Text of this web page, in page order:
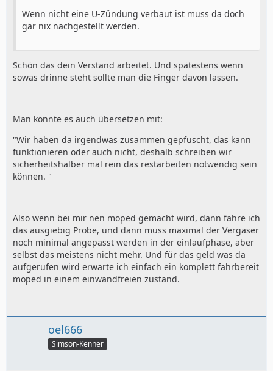
Wenn nicht eine U-Zündung verbaut ist muss da doch
gar nix nachgestellt werden.
Schön das dein Verstand arbeitet. Und spätestens wenn
sowas drinne steht sollte man die Finger davon lassen.
Man könnte es auch übersetzen mit:
"Wir haben da irgendwas zusammen gepfuscht, das kann
funktionieren oder auch nicht, deshalb schreiben wir
sicherheitshalber mal rein das restarbeiten notwendig sein
können. "
Also wenn bei mir nen moped gemacht wird, dann fahre ich
das ausgiebig Probe, und dann muss maximal der Vergaser
noch minimal angepasst werden in der einlaufphase, aber
selbst das meistens nicht mehr. Und für das geld was da
aufgerufen wird erwarte ich einfach ein komplett fahrbereit
moped in einem einwandfreien zustand.
oel666
Simson-Kenner